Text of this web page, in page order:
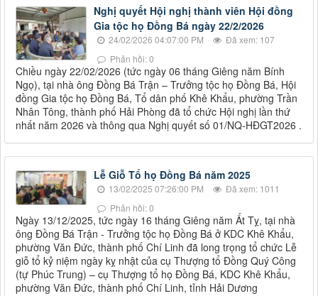
Nghị quyết Hội nghị thành viên Hội đồng
Gia tộc họ Đồng Bá ngày 22/2/2026
24/02/2026 04:07:00 PM
Đã xem: 107
Phản hồi: 0
Chiều ngày 22/02/2026 (tức ngày 06 tháng Giêng năm Bính
Ngọ), tại nhà ông Đồng Bá Trận – Trưởng tộc họ Đồng Bá, Hội
đồng Gia tộc họ Đồng Bá, Tổ dân phố Khê Khẩu, phường Trần
Nhân Tông, thành phố Hải Phòng đã tổ chức Hội nghị lần thứ
nhất năm 2026 và thông qua Nghị quyết số 01/NQ-HĐGT2026 .
Lễ Giỗ Tổ họ Đồng Bá năm 2025
13/02/2025 07:26:00 PM
Đã xem: 1011
Phản hồi: 0
Ngày 13/12/2025, tức ngày 16 tháng Giêng năm Ất Tỵ, tại nhà
ông Đồng Bá Trận - Trưởng tộc họ Đồng Bá ở KDC Khê Khẩu,
phường Văn Đức, thành phố Chí Linh đã long trọng tổ chức Lễ
giỗ tổ kỷ niệm ngày kỵ nhật của cụ Thượng tổ Đồng Quý Công
(tự Phúc Trung) – cụ Thượng tổ họ Đồng Bá, KDC Khê Khẩu,
phường Văn Đức, thành phố Chí Linh, tỉnh Hải Dương